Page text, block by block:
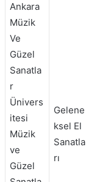
Ankara
Müzik
Ve
Güzel
Sanatla
r
Ünivers
itesi
Müzik
ve
Güzel
Gelene
ksel El
Sanatla
rı